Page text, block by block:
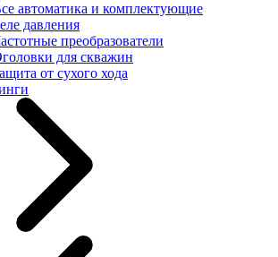
автоматика и комплектующие
давления
преобразователи
для скважин
от сухого хода